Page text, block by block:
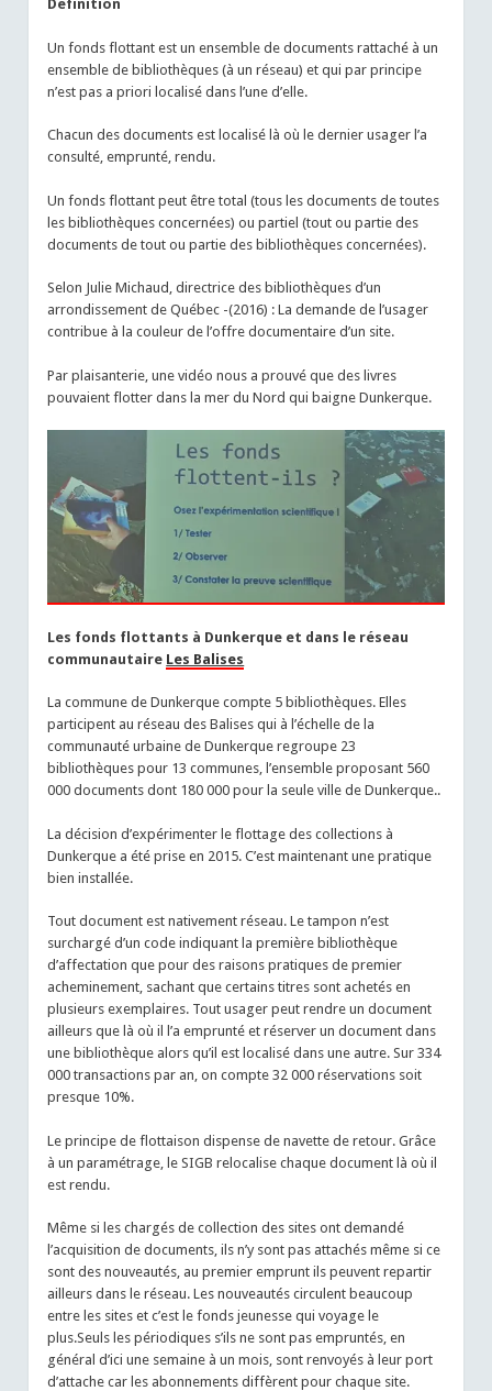
Définition
Un fonds flottant est un ensemble de documents rattaché à un
ensemble de bibliothèques (à un réseau) et qui par principe
n’est pas a priori localisé dans l’une d’elle.
Chacun des documents est localisé là où le dernier usager l’a
consulté, emprunté, rendu.
Un fonds flottant peut être total (tous les documents de toutes
les bibliothèques concernées) ou partiel (tout ou partie des
documents de tout ou partie des bibliothèques concernées).
Selon Julie Michaud, directrice des bibliothèques d’un
arrondissement de Québec -(2016) : La demande de l’usager
contribue à la couleur de l’offre documentaire d’un site.
Par plaisanterie, une vidéo nous a prouvé que des livres
pouvaient flotter dans la mer du Nord qui baigne Dunkerque.
Les fonds flottants à Dunkerque et dans le réseau
communautaire Les Balises
La commune de Dunkerque compte 5 bibliothèques. Elles
participent au réseau des Balises qui à l’échelle de la
communauté urbaine de Dunkerque regroupe 23
bibliothèques pour 13 communes, l’ensemble proposant 560
000 documents dont 180 000 pour la seule ville de Dunkerque..
La décision d’expérimenter le flottage des collections à
Dunkerque a été prise en 2015. C’est maintenant une pratique
bien installée.
Tout document est nativement réseau. Le tampon n’est
surchargé d’un code indiquant la première bibliothèque
d’affectation que pour des raisons pratiques de premier
acheminement, sachant que certains titres sont achetés en
plusieurs exemplaires. Tout usager peut rendre un document
ailleurs que là où il l’a emprunté et réserver un document dans
une bibliothèque alors qu’il est localisé dans une autre. Sur 334
000 transactions par an, on compte 32 000 réservations soit
presque 10%.
Le principe de flottaison dispense de navette de retour. Grâce
à un paramétrage, le SIGB relocalise chaque document là où il
est rendu.
Même si les chargés de collection des sites ont demandé
l’acquisition de documents, ils n’y sont pas attachés même si ce
sont des nouveautés, au premier emprunt ils peuvent repartir
ailleurs dans le réseau. Les nouveautés circulent beaucoup
entre les sites et c’est le fonds jeunesse qui voyage le
plus.Seuls les périodiques s’ils ne sont pas empruntés, en
général d’ici une semaine à un mois, sont renvoyés à leur port
d’attache car les abonnements diffèrent pour chaque site.